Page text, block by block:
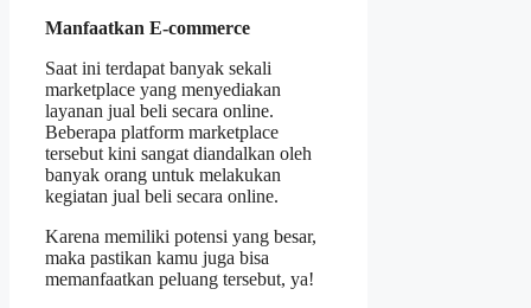
Manfaatkan E-commerce
Saat ini terdapat banyak sekali
marketplace yang menyediakan
layanan jual beli secara online.
Beberapa platform marketplace
tersebut kini sangat diandalkan oleh
banyak orang untuk melakukan
kegiatan jual beli secara online.
Karena memiliki potensi yang besar,
maka pastikan kamu juga bisa
memanfaatkan peluang tersebut, ya!